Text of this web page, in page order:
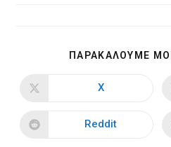
ΠΑΡΑΚΑΛΟΥΜΕ
Opens
new
window
X
Opens
Reddit